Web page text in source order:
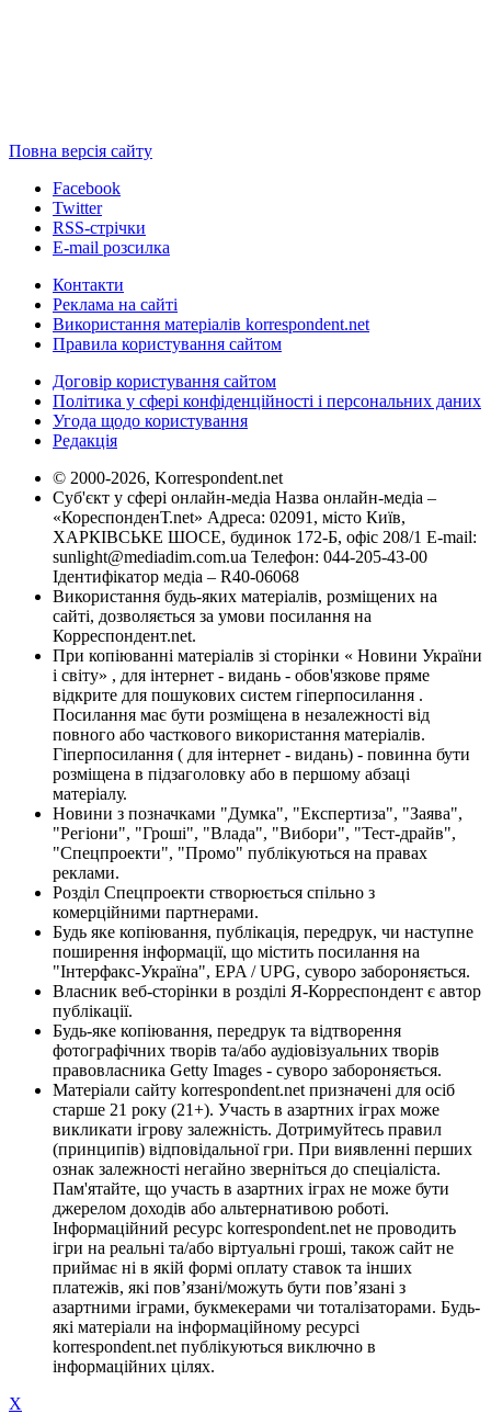
Повна версія сайту
Facebook
Twitter
RSS-стрічки
E-mail розсилка
Контакти
Реклама на сайті
Використання матеріалів korrespondent.net
Правила користування сайтом
Договір користування сайтом
Політика у сфері конфіденційності і персональних даних
Угода щодо користування
Редакція
© 2000-2026, Korrespondent.net
Суб'єкт у сфері онлайн-медіа Назва онлайн-медіа –
«КореспонденТ.net» Адреса: 02091, місто Київ,
ХАРКІВСЬКЕ ШОСЕ, будинок 172-Б, офіс 208/1 E-mail:
sunlight@mediadim.com.ua Телефон: 044-205-43-00
Ідентифікатор медіа – R40-06068
Використання будь-яких матеріалів, розміщених на
сайті, дозволяється за умови посилання на
Корреспондент.net.
При копіюванні матеріалів зі сторінки « Новини України
і світу» , для інтернет - видань - обов'язкове пряме
відкрите для пошукових систем гіперпосилання .
Посилання має бути розміщена в незалежності від
повного або часткового використання матеріалів.
Гіперпосилання ( для інтернет - видань) - повинна бути
розміщена в підзаголовку або в першому абзаці
матеріалу.
Новини з позначками "Думка", "Експертиза", "Заява",
"Регіони", "Гроші", "Влада", "Вибори", "Тест-драйв",
"Спецпроекти", "Промо" публікуються на правах
реклами.
Розділ Спецпроекти створюється спільно з
комерційними партнерами.
Будь яке копіювання, публікація, передрук, чи наступне
поширення інформації, що містить посилання на
"Інтерфакс-Україна", EPA / UPG, суворо забороняється.
Власник веб-сторінки в розділі Я-Корреспондент є автор
публікації.
Будь-яке копіювання, передрук та відтворення
фотографічних творів та/або аудіовізуальних творів
правовласника Getty Images - суворо забороняється.
Матеріали сайту korrespondent.net призначені для осіб
старше 21 року (21+). Участь в азартних іграх може
викликати ігрову залежність. Дотримуйтесь правил
(принципів) відповідальної гри. При виявленні перших
ознак залежності негайно зверніться до спеціаліста.
Пам'ятайте, що участь в азартних іграх не може бути
джерелом доходів або альтернативою роботі.
Інформаційний ресурс korrespondent.net не проводить
ігри на реальні та/або віртуальні гроші, також сайт не
приймає ні в якій формі оплату ставок та інших
платежів, які пов’язані/можуть бути пов’язані з
азартними іграми, букмекерами чи тоталізаторами. Будь-
які матеріали на інформаційному ресурсі
korrespondent.net публікуються виключно в
інформаційних цілях.
X